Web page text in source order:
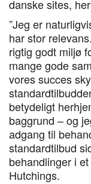
danske sites,
”Jeg er
har stor
rigtig godt miljø
mange gode
vores succes
betydeligt
baggrund – og
adgang til
standardtilbud
behandlinger i
Hutchings.